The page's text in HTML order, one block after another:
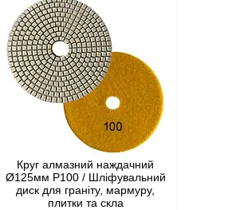
Круг алмазний наждачний
Ø125мм P100 / Шліфувальний
диск для граніту, мармуру,
плитки та скла